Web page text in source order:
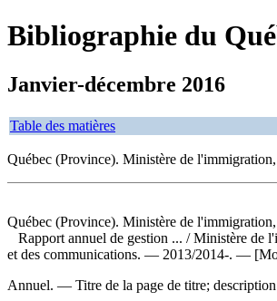
Bibliographie du
Janvier-décembre 2016
Table des matières
Québec (Province). Ministère de
Québec (Province). Ministère de
Rapport annuel de gestion ... / Ministère de
et des communications. — 2013/2014-. —
Annuel. — Titre de la page de titre;